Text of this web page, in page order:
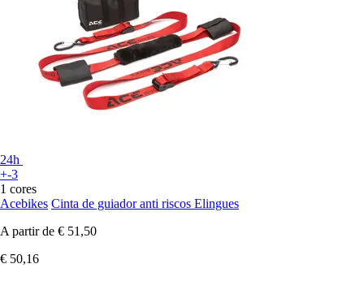
24h
+-3
1 cores
Acebikes Cinta de guiador anti riscos Elingues
A partir de € 51,50
€ 50,16